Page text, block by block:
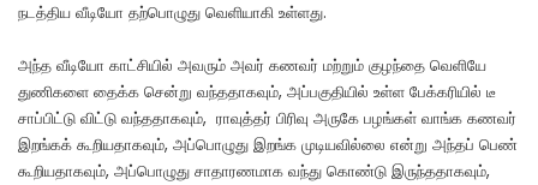
நடத்திய வீடியோ தற்பொழுது வெளியாகி உள்ளது.
அந்த வீடியோ காட்சியில் அவரும் அவர் கணவர் மற்றும் குழந்தை வெளியே
துணிகளை தைக்க சென்று வந்ததாகவும், அப்பகுதியில் உள்ள பேக்கரியில் டீ
சாப்பிட்டு விட்டு வந்ததாகவும், ராவுத்தர் பிரிவு அருகே பழங்கள் வாங்க கணவர்
இறங்கக் கூறியதாகவும், அப்பொழுது இறங்க முடியவில்லை என்று அந்தப் பெண்
கூறியதாகவும், அப்பொழுது சாதாரணமாக வந்து கொண்டு இருந்ததாகவும்,